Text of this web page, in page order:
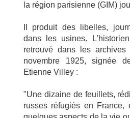
la région parisienne (GIM)
Il produit des libelles,
dans les usines.
retrouvé dans les
novembre 1925, signée
Etienne Villey :
"Une dizaine de feuillets,
russes réfugiés en France,